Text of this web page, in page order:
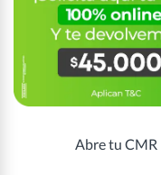
Abre tu CMR